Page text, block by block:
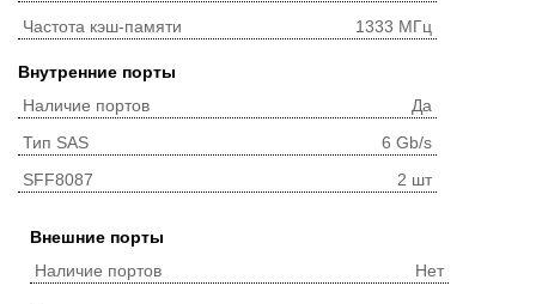
Частота кэш-памяти
1333 МГц
Внутренние порты
Наличие портов
Да
Тип SAS
6 Gb/s
SFF8087
2 шт
Внешние порты
Наличие портов
Нет